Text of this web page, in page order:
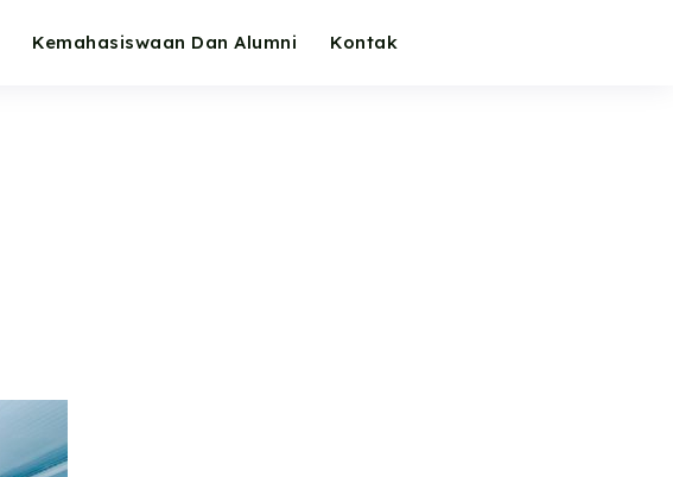
Kemahasiswaan Dan Alumni Kontak